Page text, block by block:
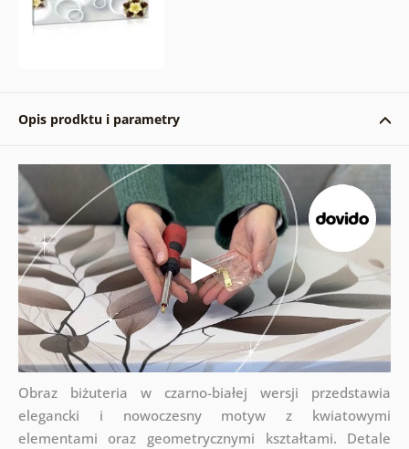
Opis prodktu i parametry
Obraz biżuteria w czarno-białej wersji przedstawia
elegancki i nowoczesny motyw z kwiatowymi
elementami oraz geometrycznymi kształtami. Detale